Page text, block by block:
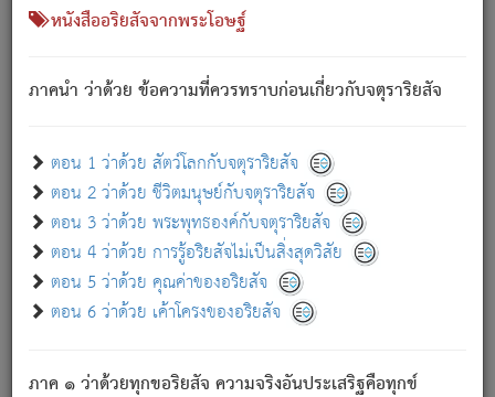
หนังสืออริยสัจจากพระโอษฐ์
ภาคนำ ว่าด้วย ข้อความที่ควรทราบก่อนเกี่ยวกับจตุราริยสัจ
ตอน 1 ว่าด้วย สัตว์โลกกับจตุราริยสัจ
ตอน 2 ว่าด้วย ชีวิตมนุษย์กับจตุราริยสัจ
ตอน 3 ว่าด้วย พระพุทธองค์กับจตุราริยสัจ
ตอน 4 ว่าด้วย การรู้อริยสัจไม่เป็นสิ่งสุดวิสัย
ตอน 5 ว่าด้วย คุณค่าของอริยสัจ
ตอน 6 ว่าด้วย เค้าโครงของอริยสัจ
ภาค ๑ ว่าด้วยทุกขอริยสัจ ความจริงอันประเสริฐคือทุกข์
เขาสำคัญสิ่งใด โดยความเป็นประการใด แต่สิ่งนั้นย่อมเป็น
(ตามที่เป็นจริง) โดยประการอื่นจากที่เขาสำคัญนั้น
สัตว์โลกติดข้องอยู่ในภพ ถูกภพบังหน้าแล้ว มีภพโดยความ
เป็นอย่างอื่น (จากที่มันเป็นอยู่จริง) จึงได้เพลิดเพลินยิ่งนักในภพ
เขาเพลิดเพลินยิ่งนักในสิ่งใด สิ่งนั้นเป็นภัย (ที่เขาไม่รู้จัก)
เขากลัวต่อสิ่งใดสิ่งนั้นเป็นทุกข์
พรหมจรรย์นี้ อันบุคคลย่อมประพฤติ ก็เพื่อการละขาดซึ่ง
ภพ.
สมณะหรือพราหมณ์เหล่าใด กล่าวความหลุดพ้นจากภพว่า
มีได้เพราะภพ เรากล่าวว่า สมณะหรือพราหมณ์ทั้งปวงนั้น
มิใช่ผู้หลดพ้นจากภพ.
ภพ ว่ามีได้เพราะวิภพ[2]: เรากล่าวว่า สมณะหรือพราหมณ์ทั้ง